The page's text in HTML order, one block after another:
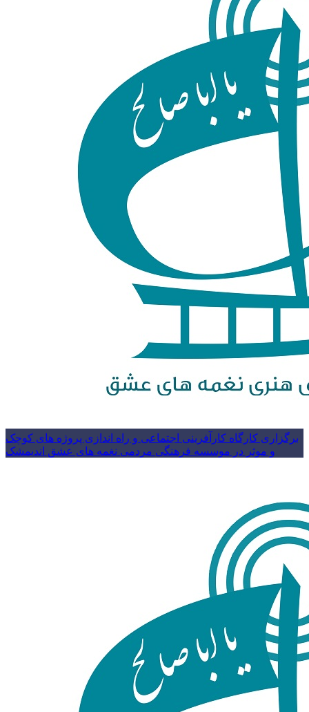
برگزاری کارگاه کارآفرینی اجتماعی و راه اندازی پروژه های کوچک
و موثر در موسسه فرهنگی مردمی نغمه های عشق اندیمشک